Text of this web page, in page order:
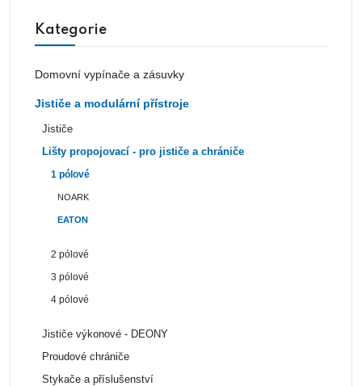
Kategorie
Domovní vypínače a zásuvky
Jističe a modulární přístroje
Jističe
Lišty propojovací - pro jističe a chrániče
1 pólové
NOARK
EATON
2 pólové
3 pólové
4 pólové
Jističe výkonové - DEONY
Proudové chrániče
Stykače a příslušenství